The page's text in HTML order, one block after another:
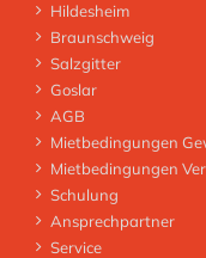
Hildesheim
Braunschweig
Salzgitter
Goslar
AGB
Mietbedingungen
Mietbedingungen
Schulung
Ansprechpartner
Service